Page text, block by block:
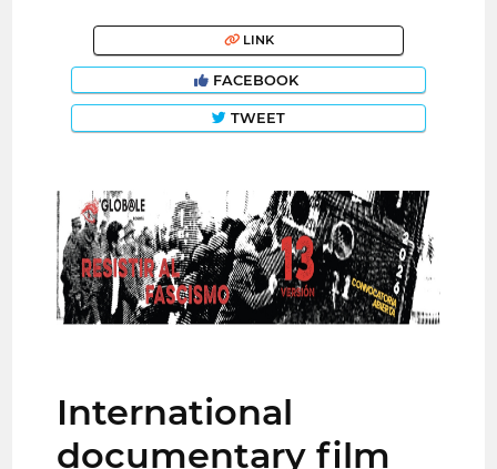
LINK
FACEBOOK
TWEET
International
documentary film